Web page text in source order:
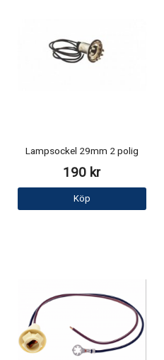
Lampsockel 29mm 2 polig
190 kr
Köp